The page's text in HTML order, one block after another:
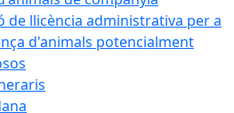
de llicència administrativa per a
d'animals potencialment